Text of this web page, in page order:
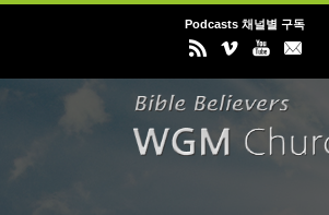
Podcasts 채널별 구독